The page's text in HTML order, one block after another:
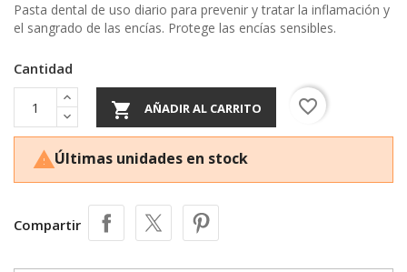
Pasta dental de uso diario para prevenir y tratar la inflamación y
el sangrado de las encías. Protege las encías sensibles.
Cantidad
 AÑADIR AL CARRITO favorite_border
Últimas unidades en stock
Compartir